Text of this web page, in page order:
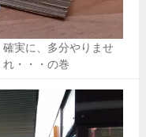
実に、多分やりませ
・・・の巻